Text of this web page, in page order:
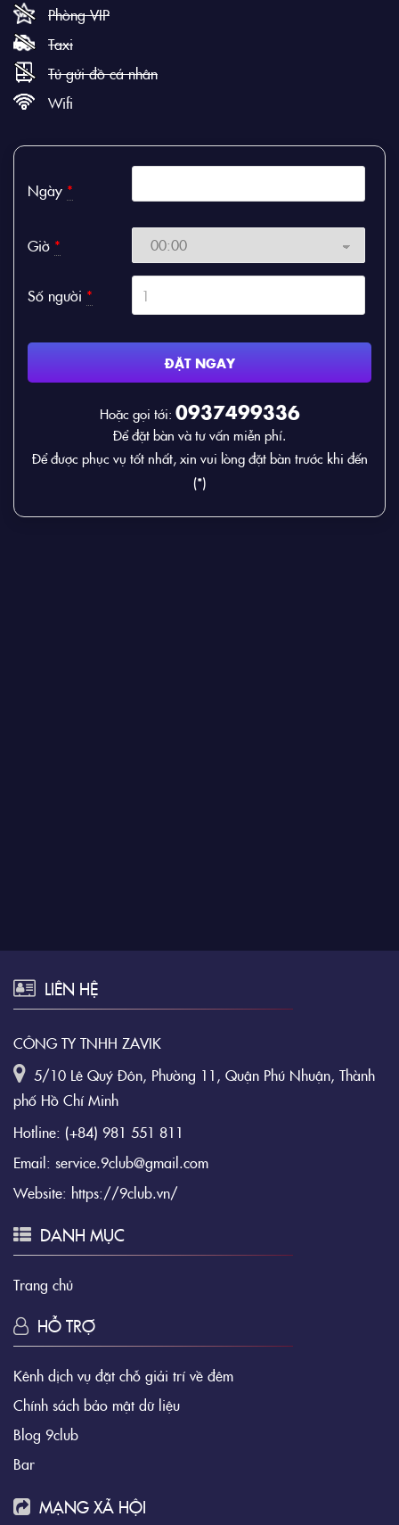
Phòng VIP
Taxi
Tủ gửi đồ cá nhân
Wifi
Ngày *
Giờ *
Số người *
ĐẶT NGAY
Hoặc gọi tới: 0937499336
Để đặt bàn và tư vấn miễn phí.
Để được phục vụ tốt nhất, xin vui lòng đặt bàn trước khi đến
(*)
LIÊN HỆ
CÔNG TY TNHH ZAVIK
5/10 Lê Quý Đôn, Phường 11, Quận Phú Nhuận, Thành
phố Hồ Chí Minh
Hotline: (+84) 981 551 811
Email: service.9club@gmail.com
Website: https://9club.vn/
DANH MỤC
Trang chủ
HỖ TRỢ
Kênh dịch vụ đặt chỗ giải trí về đêm
Chính sách bảo mật dữ liệu
Blog 9club
Bar
MẠNG XÃ HỘI